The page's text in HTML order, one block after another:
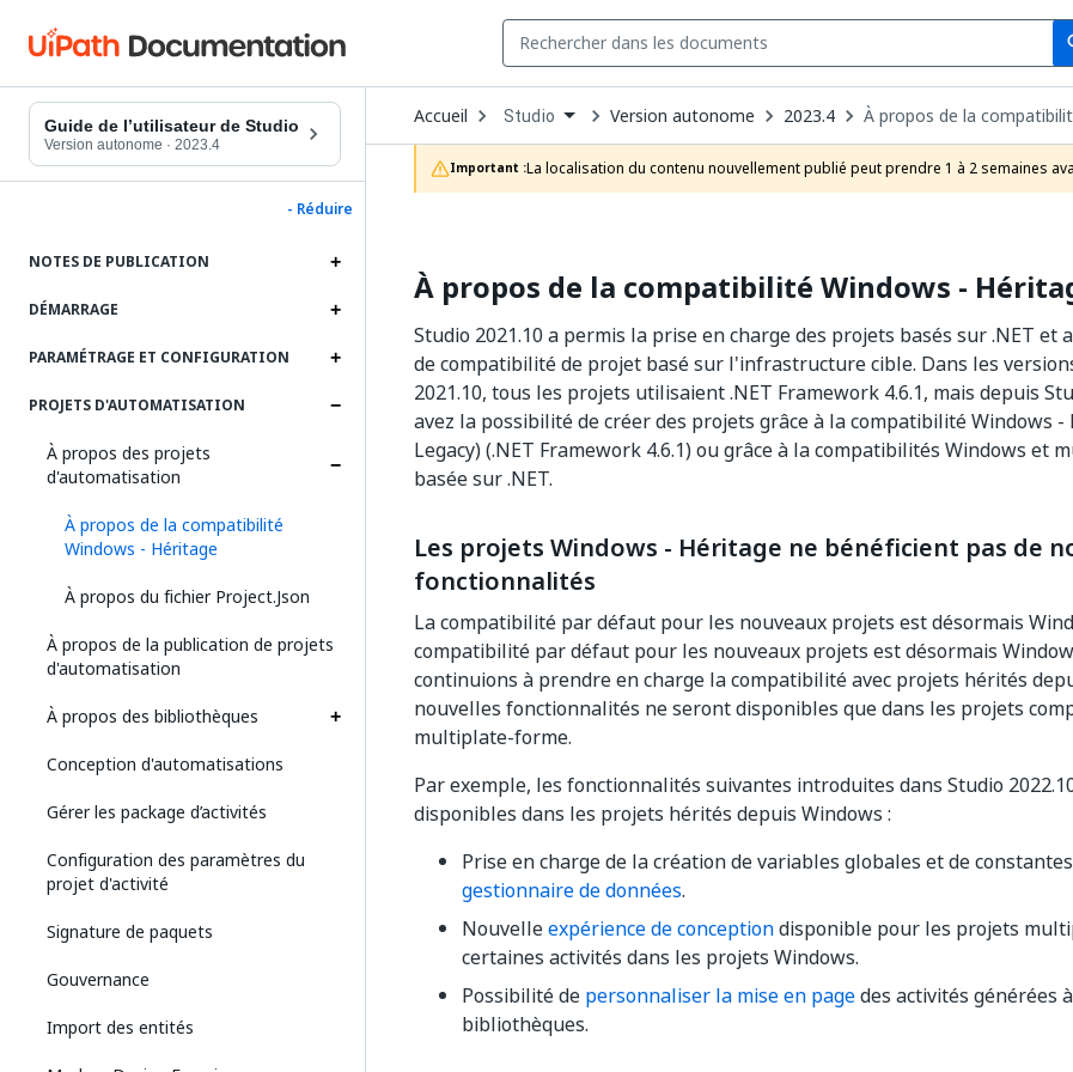
Guide de l’utilisateur de Studio
Version autonome · 2023.4
- Réduire
NOTES DE PUBLICATION
DÉMARRAGE
PARAMÉTRAGE ET CONFIGURATION
PROJETS D'AUTOMATISATION
À propos des projets
d'automatisation
À propos de la compatibilité
Windows - Héritage
À propos du fichier Project.Json
À propos de la publication de projets
d'automatisation
À propos des bibliothèques
Conception d'automatisations
Gérer les package d’activités
Configuration des paramètres du
projet d'activité
Signature de paquets
Gouvernance
Import des entités
Accueil Open
Dropdown
to
choose
product
Studio Version autonome 2023.4 À propos de la
Important :La localisation du contenu nouvellement publié peut prendre 1 à 2 semaines
À propos de la compatibilité Windows -
Studio 2021.10 a permis la prise en charge des projets basés sur .NET et
de compatibilité de projet basé sur l'infrastructure cible. Dans les
2021.10, tous les projets utilisaient .NET Framework 4.6.1, mais depuis
avez la possibilité de créer des projets grâce à la compatibilité Windows -
Legacy) (.NET Framework 4.6.1) ou grâce à la compatibilités Windows et
basée sur .NET.
Les projets Windows - Héritage ne bénéficient pas de
fonctionnalités
La compatibilité par défaut pour les nouveaux projets est désormais
compatibilité par défaut pour les nouveaux projets est désormais
continuions à prendre en charge la compatibilité avec projets hérités
nouvelles fonctionnalités ne seront disponibles que dans les projets
multiplate-forme.
Par exemple, les fonctionnalités suivantes introduites dans Studio
disponibles dans les projets hérités depuis Windows :
Prise en charge de la création de variables globales et de
gestionnaire de données.
Nouvelleexpérience de conceptiondisponible pour les projets
certaines activités dans les projets Windows.
Possibilité de personnaliser la mise en pagedes activités générées
bibliothèques.